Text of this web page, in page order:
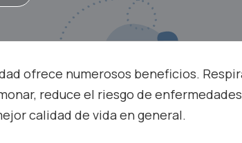
ofrece numerosos beneficios.
reduce el riesgo de enfermedades
calidad de vida en general.